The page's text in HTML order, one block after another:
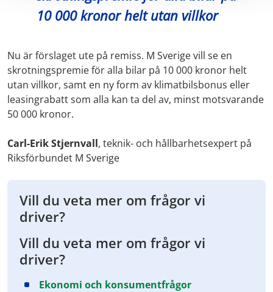
10 000 kronor helt utan villkor
Nu är förslaget ute på remiss. M Sverige vill se en
skrotningspremie för alla bilar på 10 000 kronor helt
utan villkor, samt en ny form av klimatbilsbonus eller
leasingrabatt som alla kan ta del av, minst motsvarande
50 000 kronor.
Carl-Erik Stjernvall, teknik- och hållbarhetsexpert på
Riksförbundet M Sverige
Vill du veta mer om frågor vi
driver?
Vill du veta mer om frågor vi
driver?
Ekonomi och konsumentfrågor